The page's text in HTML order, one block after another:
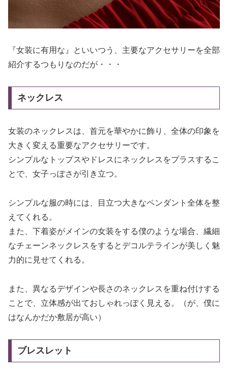
『女装に有用な』といいつう、主要なアクセサリーを全部
紹介するつもりなのだが・・・
ネックレス
女装のネックレスは、首元を華やかに飾り、全体の印象を
大きく変える重要なアクセサリーです。
シンプルなトップスやドレスにネックレスをプラスするこ
とで、女子っぽさが引き立つ。
シンプルな服の時には、目立つ大きなペンダント全体を整
えてくれる。
また、下着姿がメインの女装をする僕のような場合、繊細
なチェーンネックレスをするとデコルテラインが美しく魅
力的に見せてくれる。
また、異なるデザインや長さのネックレスを重ね付けする
ことで、立体感が出ておしゃれっぽく見える。（が、僕に
はなんかだか敷居が高い）
ブレスレット